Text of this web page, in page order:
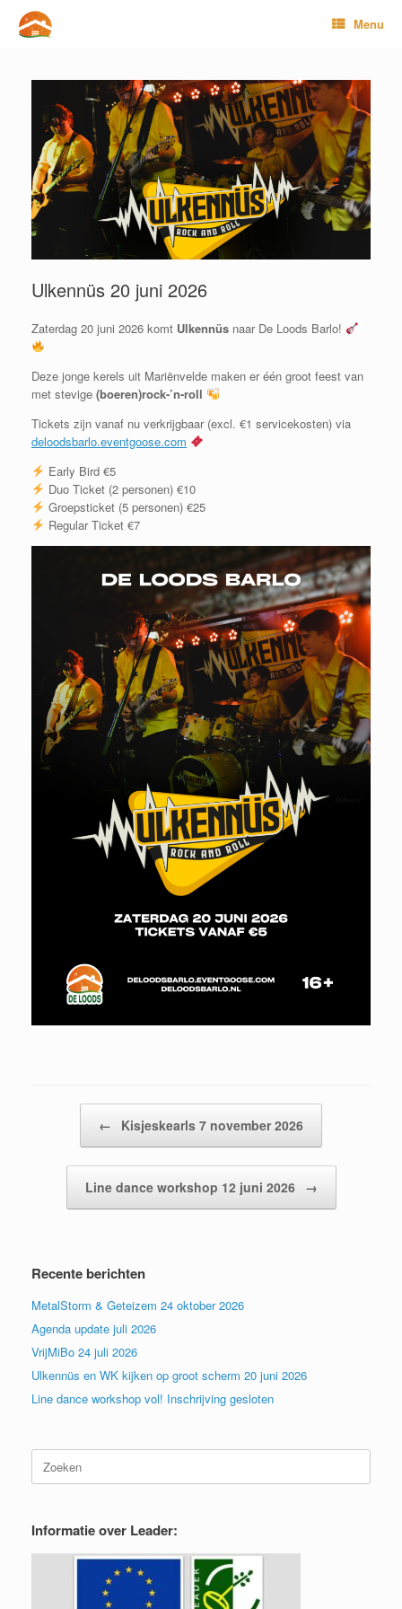
naar
Menu
Ulkennüs 20 juni 2026
Zaterdag 20 juni 2026 komt Ulkennüs naar De Loods Barlo!
Deze jonge kerels uit Mariënvelde maken er één groot feest van
met stevige (boeren)rock-’n-roll
Tickets zijn vanaf nu verkrijgbaar (excl. €1 servicekosten) via
deloodsbarlo.eventgoose.com
Early Bird €5
Duo Ticket (2 personen) €10
Groepsticket (5 personen) €25
Regular Ticket €7
← Kisjeskearls 7 november 2026
Line dance workshop 12 juni 2026 →
Recente berichten
MetalStorm & Geteizem 24 oktober 2026
Agenda update juli 2026
VrijMiBo 24 juli 2026
Ulkennüs en WK kijken op groot scherm 20 juni 2026
Line dance workshop vol! Inschrijving gesloten
Zoeken
naar:
Informatie over Leader: